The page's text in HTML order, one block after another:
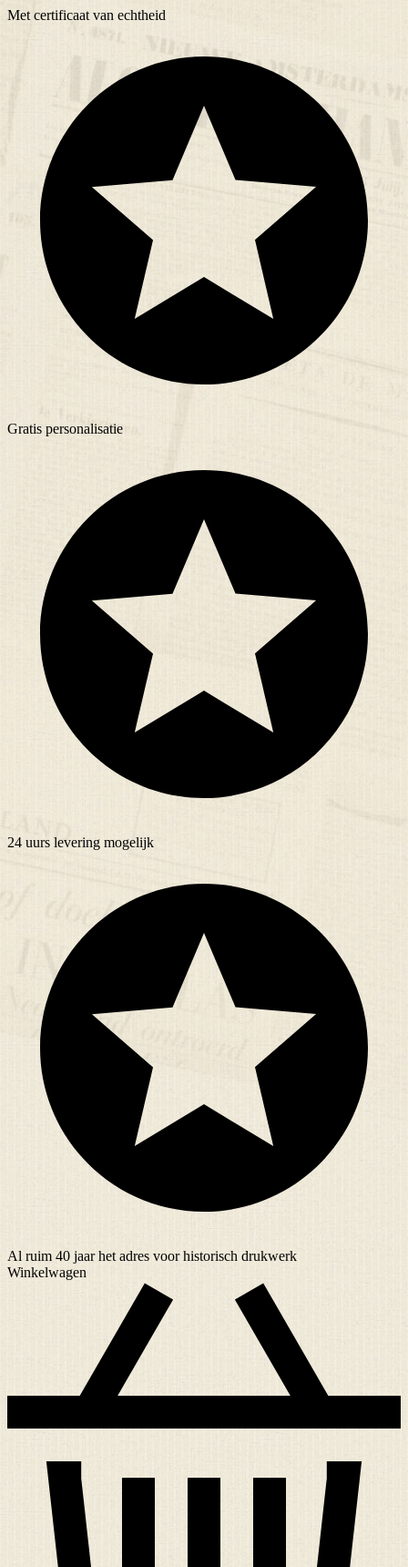
Met certificaat van echtheid
Gratis personalisatie
24 uurs levering mogelijk
Al ruim 40 jaarhet adres voor historisch drukwerk
Winkelwagen